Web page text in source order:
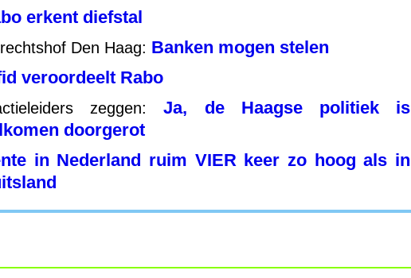
erkent diefstal
Den Haag: Banken mogen stelen
veroordeelt Rabo
zeggen:Ja, de Haagse politiek is
doorgerot
in Nederland ruim VIER keer zo hoog als in